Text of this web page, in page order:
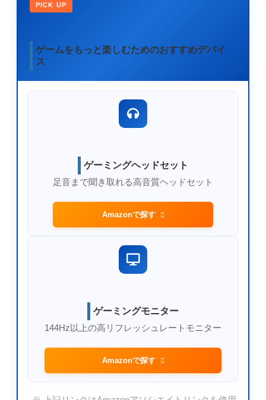
PICK UP
ゲームをもっと楽しむためのおすすめデバイ
ス
ゲーミングヘッドセット
足音まで聞き取れる高音質ヘッドセット
Amazonで探す
ゲーミングモニター
144Hz以上の高リフレッシュレートモニター
Amazonで探す